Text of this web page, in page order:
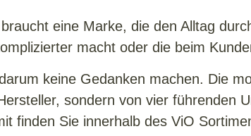
eine Marke, die den Alltag
macht oder die beim
keine Gedanken machen. Die
sondern von vier führenden
finden Sie innerhalb des ViO